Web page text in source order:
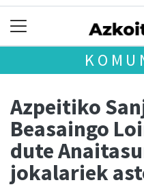
Azpeitiko
Beasaingo
dute
jokalariek